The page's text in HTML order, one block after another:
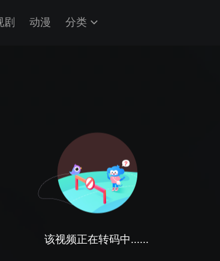
剧 动漫 分类
该视频正在转码中......